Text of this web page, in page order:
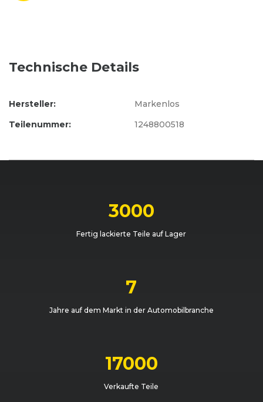
Technische Details
Hersteller:
Markenlos
Teilenummer:
1248800518
3000
Fertig lackierte Teile auf Lager
7
Jahre auf dem Markt in der Automobilbranche
17000
Verkaufte Teile